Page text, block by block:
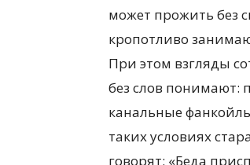
может прожить без
кропотливо
При этом взгляды
без слов понимают:
канальные
таких условиях
говорят: «Беда